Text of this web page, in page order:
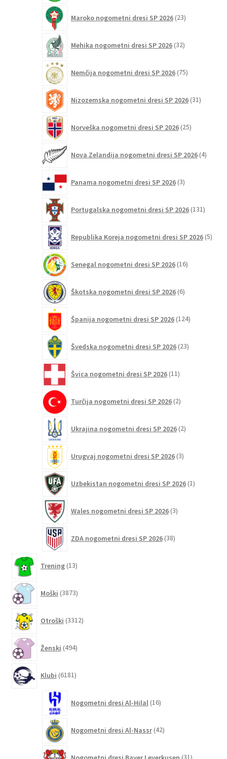
Maroko nogometni dresi SP 2026 23izdelkov
Mehika nogometni dresi SP 2026 32izdelkov
Nemčija nogometni dresi SP 2026 75izdelkov
Nizozemska nogometni dresi SP 2026 31izdelkov
Norveška nogometni dresi SP 2026 25izdelkov
Nova Zelandija nogometni dresi SP 2026 4izdelki
Panama nogometni dresi SP 2026 3izdelki
Portugalska nogometni dresi SP 2026 131
Republika Koreja nogometni dresi SP 2026 5
Senegal nogometni dresi SP 2026 16izdelkov
Škotska nogometni dresi SP 2026 6izdelkov
Španija nogometni dresi SP 2026 124izdelkov
Švedska nogometni dresi SP 2026 23izdelkov
Švica nogometni dresi SP 2026 11izdelkov
Turčija nogometni dresi SP 2026 2izdelka
Ukrajina nogometni dresi SP 2026 2izdelka
Urugvaj nogometni dresi SP 2026 3izdelki
Uzbekistan nogometni dresi SP 2026 1izdelek
Wales nogometni dresi SP 2026 3izdelki
ZDA nogometni dresi SP 2026 38izdelkov
Trening 13izdelkov
Moški 3873izdelkov
Otroški 3312izdelkov
Ženski 494izdelkov
Klubi 6181izdelkov
Nogometni dresi Al-Hilal 16izdelkov
Nogometni dresi Al-Nassr 42izdelkov